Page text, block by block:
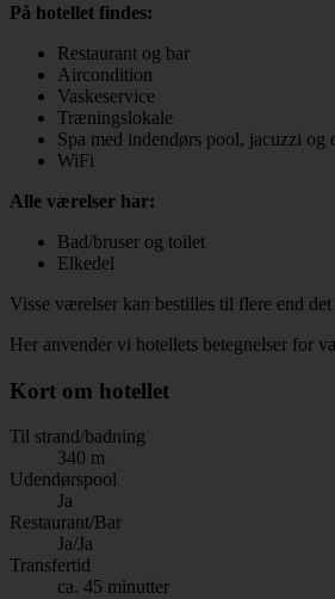
På hotellet findes:
Restaurant og bar
Aircondition
Vaskeservice
Træningslokale
Spa med indendørs pool, jacuzzi og
WiFi
Alle værelser har:
Bad/bruser og toilet
Elkedel
Visse værelser kan bestilles til flere end
Her anvender vi hotellets betegnelser for
Kort om hotellet
Til strand/badning
340 m
Udendørspool
Ja
Restaurant/Bar
Ja/Ja
Transfertid
ca. 45 minutter